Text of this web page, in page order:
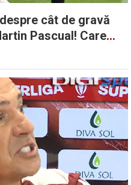
cât de gravă
Pascual! Care
| Sport.ro